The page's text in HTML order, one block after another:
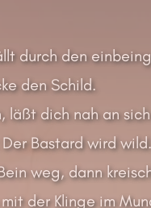
durch den
den Schild.
läßt dich nah an
Bastard wird wild.
weg, dann
der Klinge im